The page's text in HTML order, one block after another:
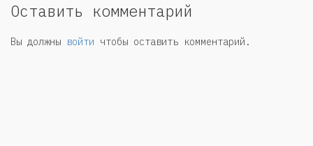
Оставить комментарий
Вы должны войти чтобы оставить комментарий.